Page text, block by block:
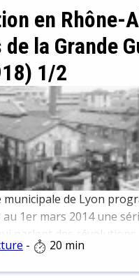
en Rhône-
la Grande
1/2
de Lyon
1er mars 2014 une
parlent des révolutions
Alpes à travers les
: le textile
- 20 min